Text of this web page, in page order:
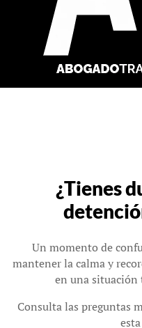
¿Tienes
Un momento de
mantener la calma y
en una situación
Consulta las preguntas